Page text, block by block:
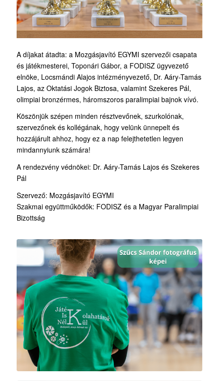
A díjakat átadta: a Mozgásjavító EGYMI szervezői csapata
és játékmesterei, Toponári Gábor, a FODISZ ügyvezető
elnöke, Locsmándi Alajos intézményvezető, Dr. Aáry-Tamás
Lajos, az Oktatási Jogok Biztosa, valamint SzekeresPál,
olimpiai bronzérmes, háromszoros paralimpiai bajnok vívó.
Köszönjük szépen minden résztvevőnek, szurkolónak,
szervezőnek és kollégának, hogy velünk ünnepelt és
hozzájárult ahhoz, hogy ez a nap felejthetetlen legyen
mindannyiunk számára!
A rendezvény védnökei: Dr. Aáry-Tamás Lajos és Szekeres
Pál
Szervező: Mozgásjavító EGYMI
Szakmai együttműködők: FODISZ és a Magyar Paralimpiai
Bizottság